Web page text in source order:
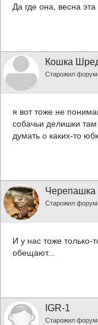
Да где она, весна эта
Кошка
Старожил
я вот тоже не
собачьи делишки
думать о каких-то
Черепашка
Старожил
И у нас тоже только-
обещают...
IGR-1
Старожил